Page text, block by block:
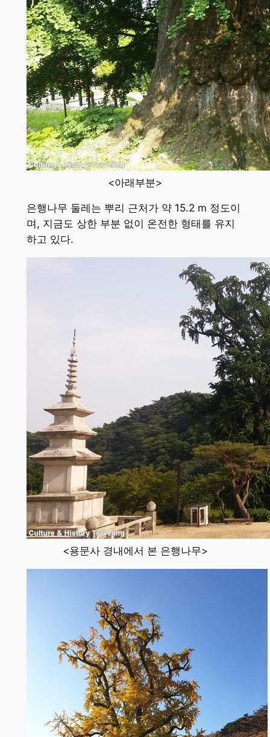
<아래부분>
은행나무 둘레는 뿌리 근처가 약 15.2 m 정도이
며, 지금도 상한 부분 없이 온전한 형태를 유지
하고 있다.
<용문사 경내에서 본 은행나무>